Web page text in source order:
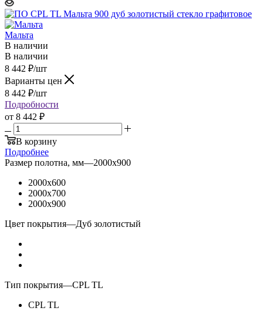
Мальта
В наличии
В наличии
8 442 ₽/шт
Варианты цен
8 442 ₽/шт
Подробности
от 8 442 ₽
В корзину
Подробнее
Размер полотна, мм—2000x900
2000x600
2000x700
2000x900
Цвет покрытия—Дуб золотистый
Тип покрытия—CPL TL
CPL TL